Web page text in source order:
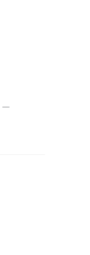
—